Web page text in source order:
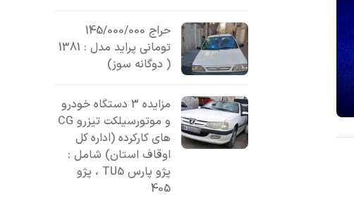
حراج 145/000/000
تومانی پراید مدل : 1381
( دوگانه سوز)
مزایده 3 دستگاه خودرو
و موتورسیلکت تیزرو CG
های کارکرده (اداره کل
اوقاف استان) شامل :
پژو پارس TU5 ، پژو
405